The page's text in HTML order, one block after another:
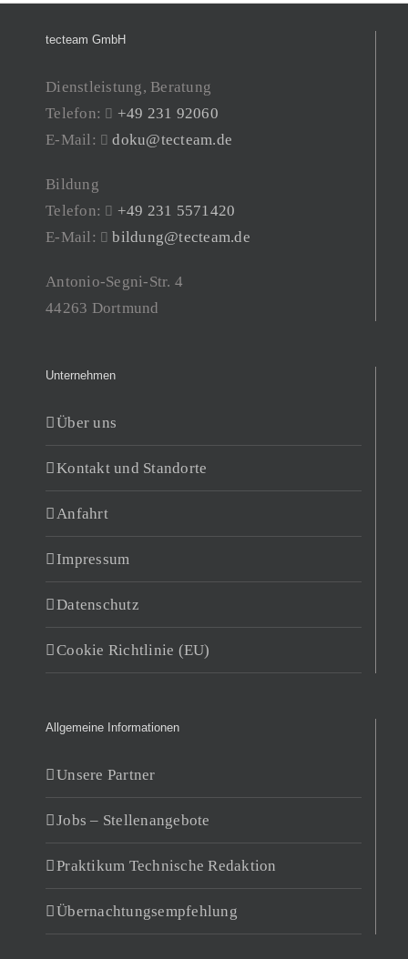
tecteam GmbH
Dienstleistung, Beratung
Telefon:
+49 231 92060
E-Mail:
doku@tecteam.de
Bildung
Telefon:
+49 231 5571420
E-Mail:
bildung@tecteam.de
Antonio-Segni-Str. 4
44263 Dortmund
Unternehmen
Über uns
Kontakt und Standorte
Anfahrt
Impressum
Datenschutz
Cookie Richtlinie (EU)
Allgemeine Informationen
Unsere Partner
Jobs – Stellenangebote
Praktikum Technische Redaktion
Übernachtungsempfehlung